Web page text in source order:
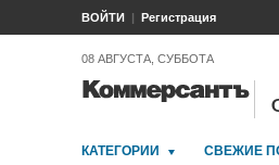
ВОЙТИ Регистрация
08 АВГУСТА, СУББОТА
КАТЕГОРИИ СВЕЖИЕ